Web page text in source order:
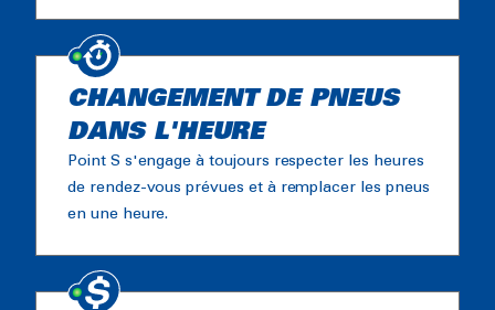
CHANGEMENT DE PNEUS
DANS L'HEURE
Point S s'engage à toujours respecter les heures
de rendez-vous prévues et à remplacer les pneus
en une heure.